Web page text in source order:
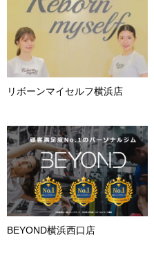
リボーンマイセルフ横浜店
BEYOND横浜西口店